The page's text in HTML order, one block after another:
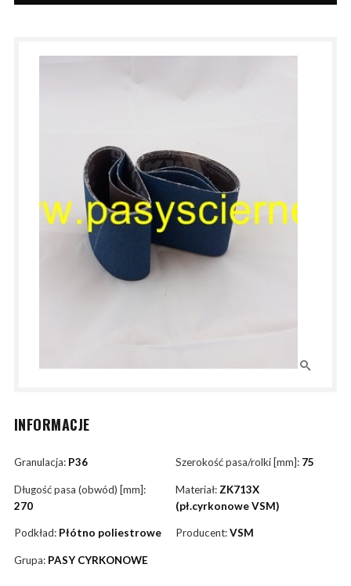
INFORMACJE
Granulacja: P36 Szerokość pasa/rolki [mm]: 75
Długość pasa (obwód) [mm]:
270
Materiał: ZK713X
(pł.cyrkonowe VSM)
Podkład: Płótno poliestrowe Producent:VSM
Grupa: PASY CYRKONOWE